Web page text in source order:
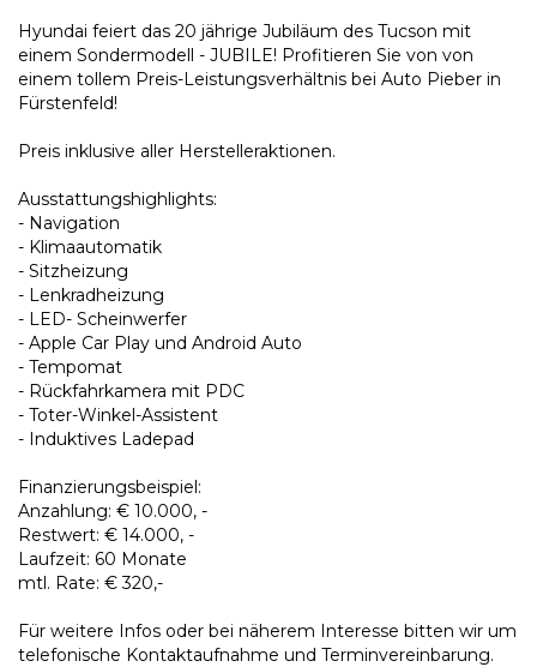
Hyundai feiert das 20 jährige Jubiläum des Tucson mit
einem Sondermodell - JUBILE! Profitieren Sie von von
einem tollem Preis-Leistungsverhältnis bei Auto Pieber in
Fürstenfeld!
Preis inklusive aller Herstelleraktionen.
Ausstattungshighlights:
- Navigation
- Klimaautomatik
- Sitzheizung
- Lenkradheizung
- LED- Scheinwerfer
- Apple Car Play und Android Auto
- Tempomat
- Rückfahrkamera mit PDC
- Toter-Winkel-Assistent
- Induktives Ladepad
Finanzierungsbeispiel:
Anzahlung: € 10.000, -
Restwert: € 14.000, -
Laufzeit: 60 Monate
mtl. Rate: € 320,-
Für weitere Infos oder bei näherem Interesse bitten wir um
telefonische Kontaktaufnahme und Terminvereinbarung.